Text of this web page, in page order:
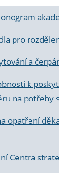
pro
a
k
na potřeby
opatření
Centra